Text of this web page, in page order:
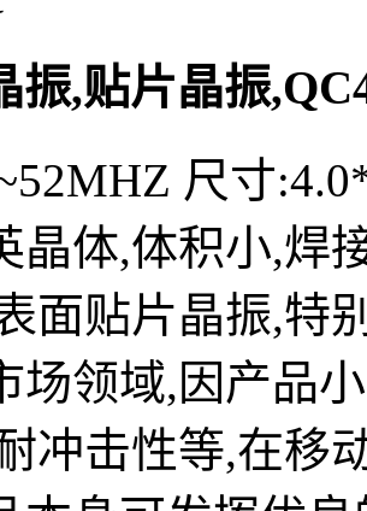
振,贴片晶振
尺寸
晶体,体积小,焊
面贴片晶振,特
场领域,因产品
冲击性等,在移